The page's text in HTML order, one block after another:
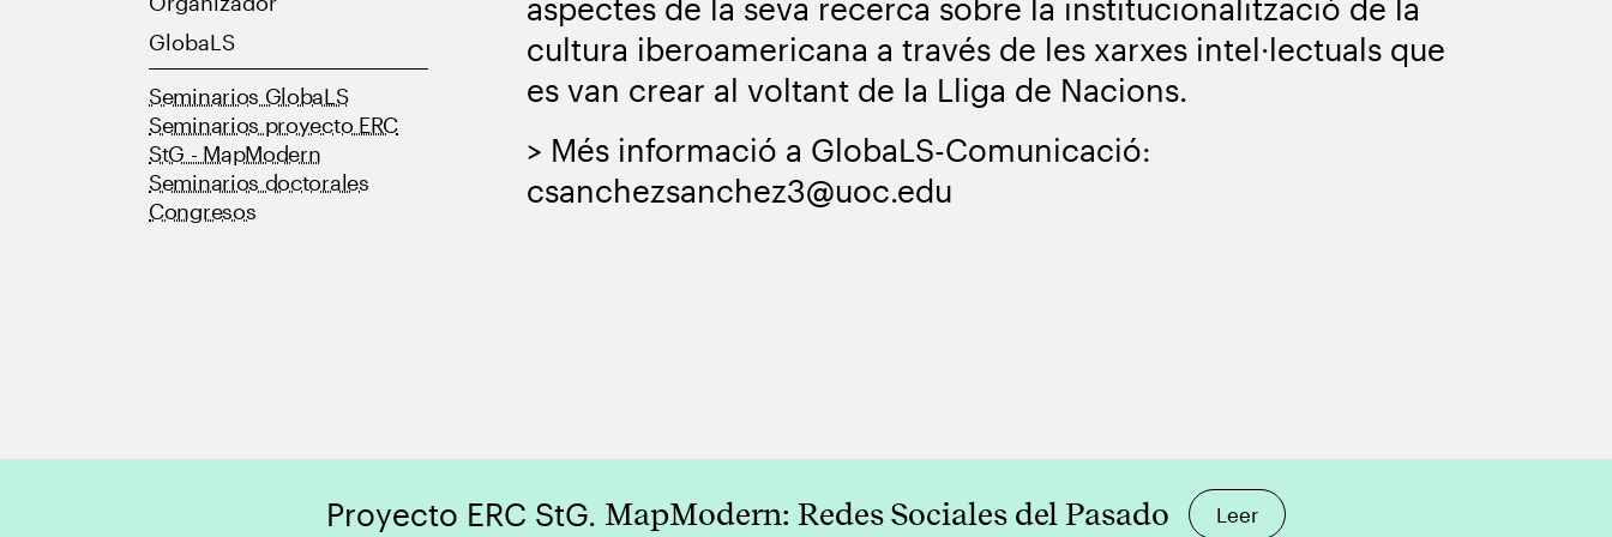
GlobaLS
Seminarios GlobaLS
Seminarios proyecto ERC
StG - MapModern
Seminarios doctorales
Congresos
aspectes de la seva recerca sobre la institucionalització de la
cultura iberoamericana a través de les xarxes intel·lectuals que
es van crear al voltant de la Lliga de Nacions.
> Més informació a GlobaLS-Comunicació:
csanchezsanchez3@uoc.edu
Proyecto ERC StG. MapModern: Redes Sociales del Pasado Leer